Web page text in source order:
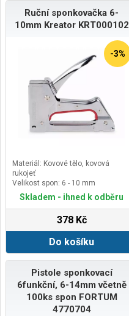
Ruční sponkovačka 6-
10mm Kreator KRT000102
-3%
Materiál: Kovové tělo, kovová
rukojeť
Velikost spon: 6 - 10 mm
Skladem - ihned k odběru
378 Kč
Do košíku
Pistole sponkovací
6funkční, 6-14mm včetně
100ks spon FORTUM
4770704